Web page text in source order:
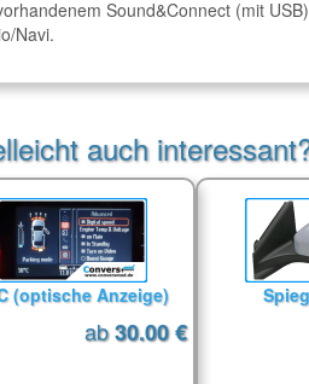
Sound&Connect (mit
Navi.
auch
(optische Anzeige)
ab30.00 €